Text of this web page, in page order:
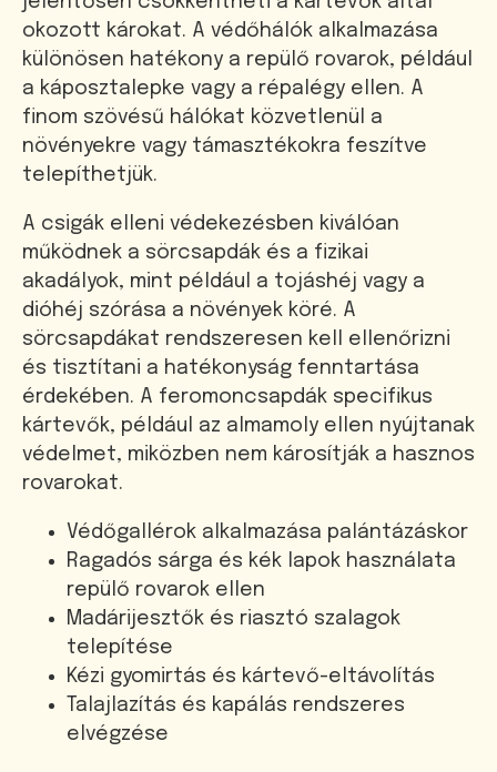
okozott károkat. A védőhálók alkalmazása
különösen hatékony a repülő rovarok, például
a káposztalepke vagy a répalégy ellen. A
finom szövésű hálókat közvetlenül a
növényekre vagy támasztékokra feszítve
telepíthetjük.
A csigák elleni védekezésben kiválóan
működnek a sörcsapdák és a fizikai
akadályok, mint például a tojáshéj vagy a
dióhéj szórása a növények köré. A
sörcsapdákat rendszeresen kell ellenőrizni
és tisztítani a hatékonyság fenntartása
érdekében. A feromoncsapdák specifikus
kártevők, például az almamoly ellen nyújtanak
védelmet, miközben nem károsítják a hasznos
rovarokat.
Védőgallérok alkalmazása palántázáskor
Ragadós sárga és kék lapok használata
repülő rovarok ellen
Madárijesztők és riasztó szalagok
telepítése
Kézi gyomirtás és kártevő-eltávolítás
Talajlazítás és kapálás rendszeres
elvégzése